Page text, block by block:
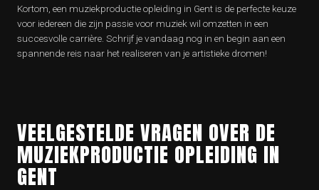
Kortom, een muziekproductie opleiding in Gent is de perfecte keuze
voor iedereen die zijn passie voor muziek wil omzetten in een
succesvolle carrière. Schrijf je vandaag nog in en begin aan een
spannende reis naar het realiseren van je artistieke dromen!
VEELGESTELDE VRAGEN OVER DE
MUZIEKPRODUCTIE OPLEIDING IN
GENT